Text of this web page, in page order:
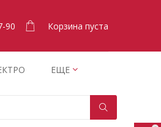
90 Корзина пуста
ЕЩЕ